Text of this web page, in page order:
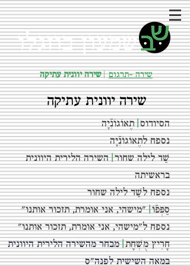
שמעון בוזגלו
שירה -תרגום|שירה יוונית עתיקה
שירה יוונית עתיקה
הסיודוס|תֶאוֹגוֹנִֿיָה
נספח לתֶאוֹגוֹנִֿיָה
שַׁד לילה שחור|השירה הלירית היוונית
בראשיתה
נספח לשַׁד לילה שחור
סַפְּפֿוֹ|"מישהי, אני אומרת, תזכור אותנו"
נספח ל"מישהי, אני אומרת, תזכור אותנו"
חָרִיץ מֻשְׁחָת|מבחר מהשירה הלירית היוונית
במאה השישית לפנה"ס